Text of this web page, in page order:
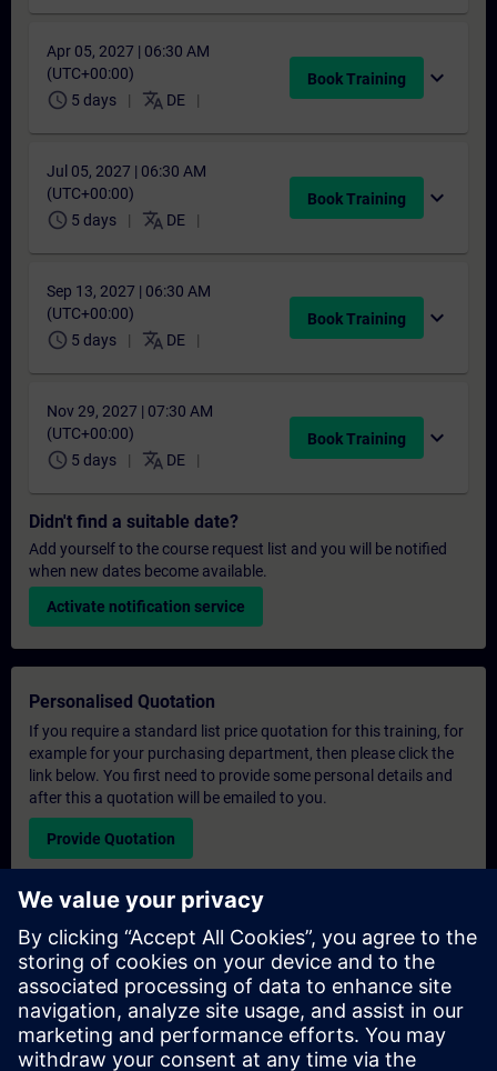
Apr 05, 2027 | 06:30 AM
(UTC+00:00)
schedule 5 days translate DE
Book Training expand_more
Jul 05, 2027 | 06:30 AM
(UTC+00:00)
schedule 5 days translate DE
Book Training expand_more
Sep 13, 2027 | 06:30 AM
(UTC+00:00)
schedule 5 days translate DE
Book Training expand_more
Nov 29, 2027 | 07:30 AM
(UTC+00:00)
schedule 5 days translate DE
Book Training expand_more
Didn't find a suitable date?
Add yourself to the course request list and you will be notified
when new dates become available.
Activate notification service
Personalised Quotation
If you require a standard list price quotation for this training, for
example for your purchasing department, then please click the
link below. You first need to provide some personal details and
after this a quotation will be emailed to you.
Provide Quotation
Exclusive Training Enquiry
Please complete the enquiry form below if you require a
quotation for an exclusive training course either on-site, virtually
or at our SITRAIN training centre. This type of request would be
suitable for larger groups ( 6 and above). After providing your
contact details and your training requirements, you will receive a